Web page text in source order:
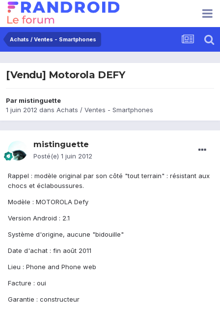
Achats / Ventes - Smartphones
[Vendu] Motorola DEFY
Par mistinguette
1 juin 2012 dans Achats / Ventes - Smartphones
mistinguette
Posté(e) 1 juin 2012
Rappel : modèle original par son côté "tout terrain" : résistant aux
chocs et éclaboussures.
Modèle : MOTOROLA Defy
Version Android : 2.1
Système d'origine, aucune "bidouille"
Date d'achat : fin août 2011
Lieu : Phone and Phone web
Facture : oui
Garantie : constructeur